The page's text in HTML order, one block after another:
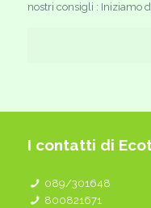
nostri consigli : Iniziamo
I contatti di
089/301648
800821671